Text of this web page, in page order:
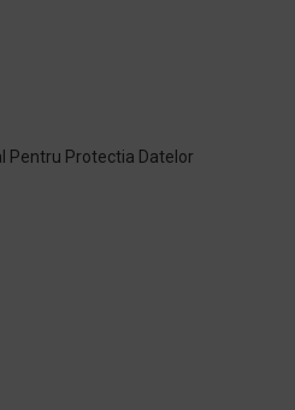
Pentru Protectia Datelor